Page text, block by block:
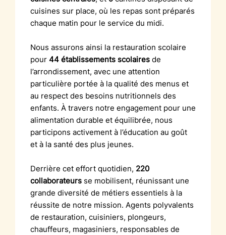
cuisines sur place, où les repas sont préparés
chaque matin pour le service du midi.
Nous assurons ainsi la restauration scolaire
pour 44 établissements scolaires de
l’arrondissement, avec une attention
particulière portée à la qualité des menus et
au respect des besoins nutritionnels des
enfants. À travers notre engagement pour une
alimentation durable et équilibrée, nous
participons activement à l’éducation au goût
et à la santé des plus jeunes.
Derrière cet effort quotidien, 220
collaborateurs se mobilisent, réunissant une
grande diversité de métiers essentiels à la
réussite de notre mission. Agents polyvalents
de restauration, cuisiniers, plongeurs,
chauffeurs, magasiniers, responsables de